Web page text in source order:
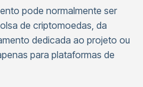
pode normalmente ser
de criptomoedas, da
dedicada ao projeto ou
para plataformas de